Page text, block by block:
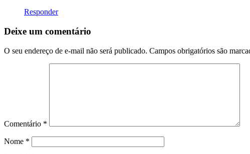
Responder
Deixe um comentário
O seu endereço de e-mail não será publicado. Campos obrigatórios são
Comentário *
Nome *